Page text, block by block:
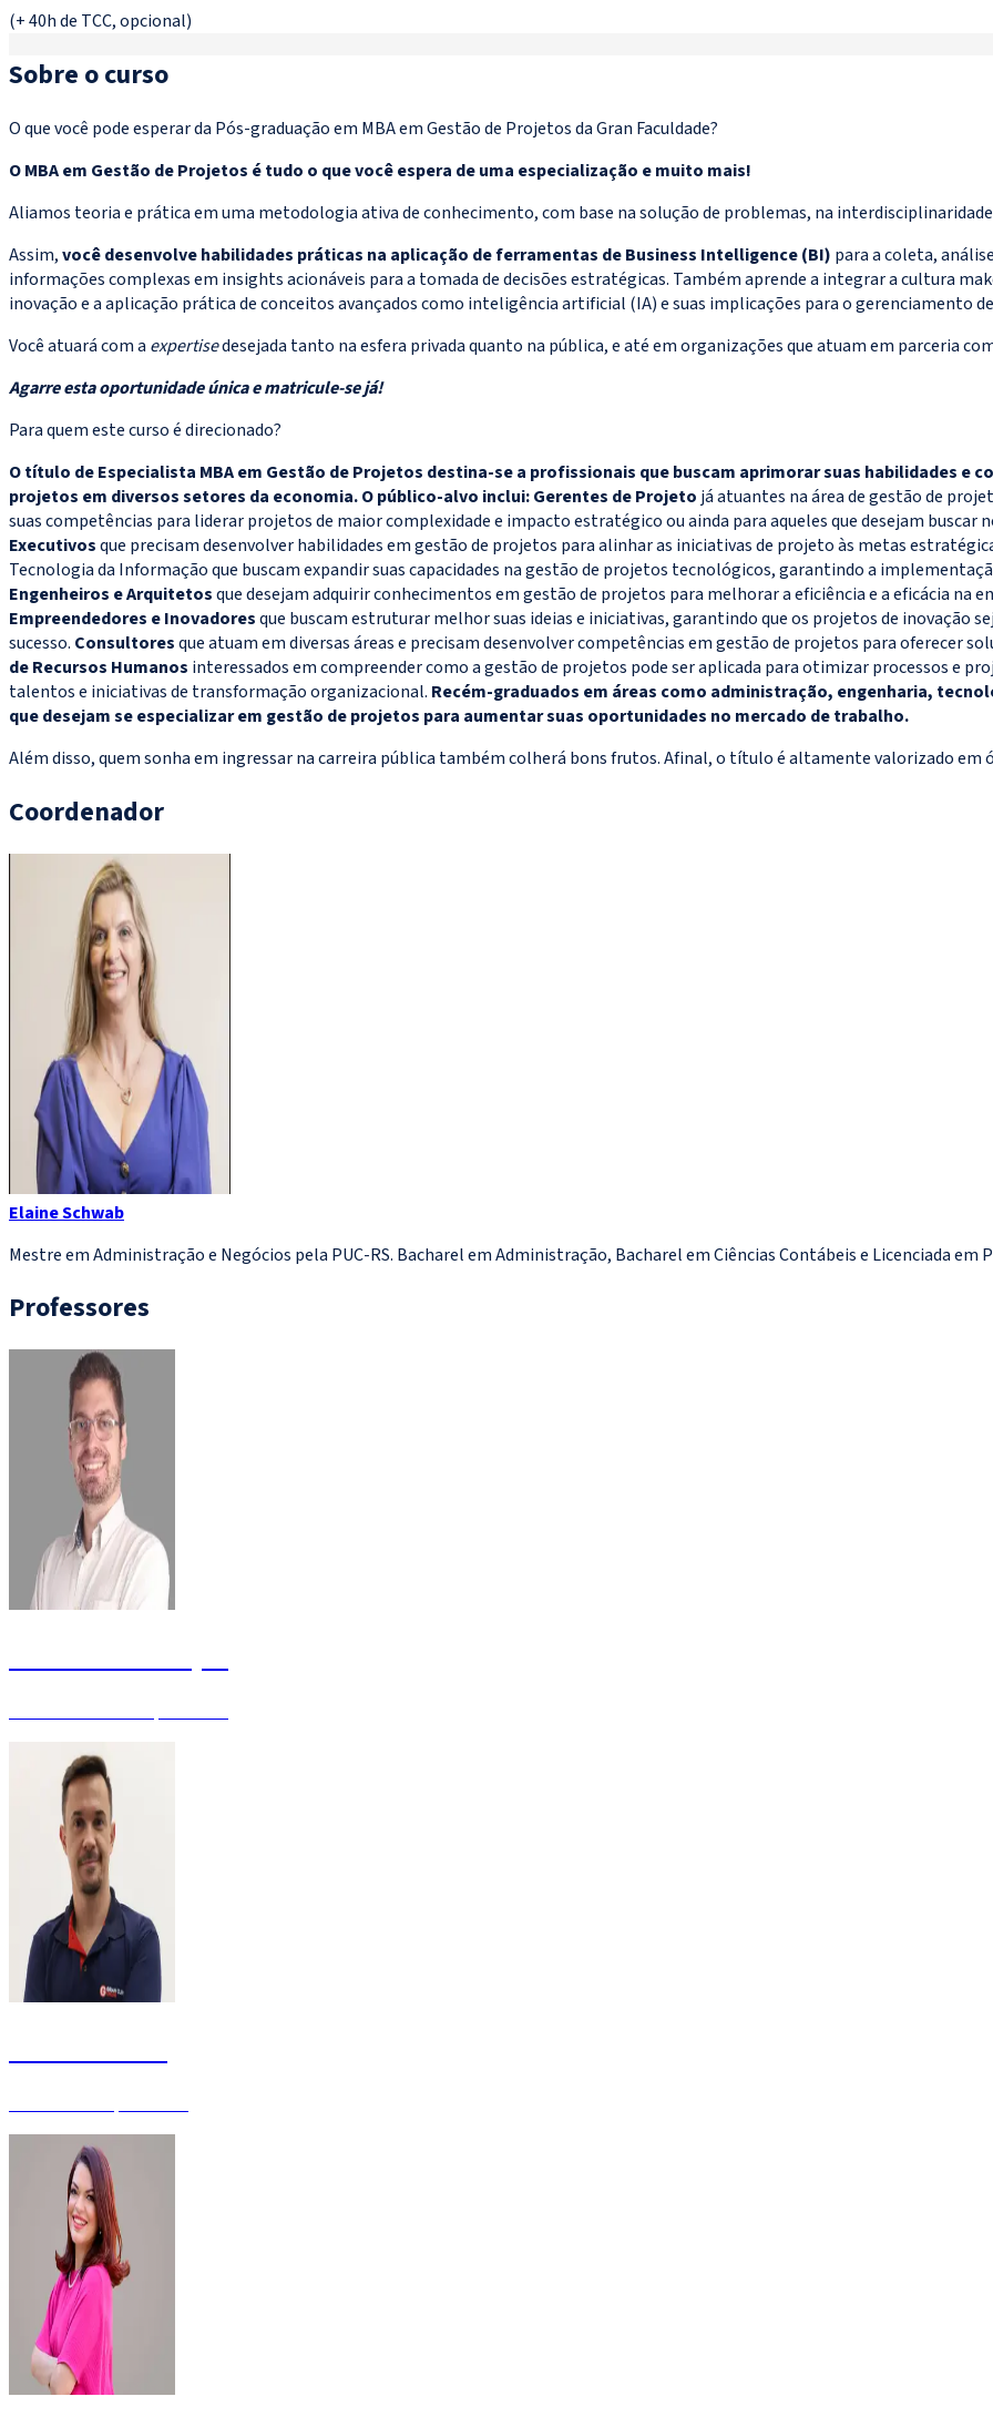
(+ 40h de TCC, opcional)
Sobre o curso
O que você pode esperar da Pós-graduação em MBA em Gestão de Projetos da Gran Faculdade?
O MBA em Gestão de Projetos é tudo o que você espera de uma especialização e muito mais!
Aliamos teoria e prática em uma metodologia ativa de conhecimento, com base na solução de problemas, na
Assim,você desenvolvehabilidades práticas na aplicação de ferramentas de Business Intelligence (BI) para a coleta,
informações complexas em insights acionáveis para a tomada de decisões estratégicas. Também aprende a integrar a cultura
inovação e a aplicação prática de conceitos avançados como inteligência artificial (IA) e suas implicações para o gerenciamento
Você atuará com a expertisedesejada tanto na esfera privada quanto na pública, e até em organizações que atuam em parceria
Agarre esta oportunidade única e matricule-se já!
Para quem este curso é direcionado?
O título de Especialista MBA em Gestão de Projetos destina-se a profissionais que buscam aprimorar suas habilidades e
projetos em diversos setores da economia. O público-alvo inclui: Gerentes de Projeto já atuantes na área de gestão de
suas competências para liderar projetos de maior complexidade e impacto estratégico ou ainda para aqueles que desejam buscar
Executivosque precisam desenvolver habilidades em gestão de projetos para alinhar as iniciativas de projeto às metas
Tecnologia da Informação que buscam expandir suas capacidades na gestão de projetos tecnológicos, garantindo a
Engenheiros e Arquitetosque desejam adquirir conhecimentos em gestão de projetos para melhorar a eficiência e a eficácia na
Empreendedores e Inovadoresque buscam estruturar melhor suas ideias e iniciativas, garantindo que os projetos de inovação
sucesso. Consultoresque atuam em diversas áreas e precisam desenvolver competências em gestão de projetos para oferecer
de Recursos Humanos interessados em compreender como a gestão de projetos pode ser aplicada para otimizar processos e
talentos e iniciativas de transformação organizacional. Recém-graduados em áreas como administração, engenharia,
que desejam se especializar em gestão de projetos para aumentar suas oportunidades no mercado de trabalho.
Além disso, quem sonha em ingressar na carreira pública também colherá bons frutos. Afinal, o título é altamente valorizado em
Coordenador
Elaine Schwab
Mestre em Administração e Negócios pela PUC-RS. Bacharel em Administração, Bacharel em Ciências Contábeis e Licenciada em
Professores
Fabiano Dall Acqua
Fabricio Melo